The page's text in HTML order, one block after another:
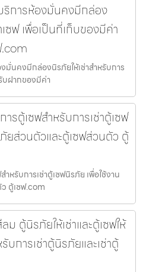
การห้องมั่นคงมีกล่อง
ซฟ เพื่อเป็นที่เก็บของมีค่า
นคงมีกล่องนิรภัยให้เช่าสำหรับการ
บฝากของมีค่า
รตู้เซฟสำหรับการเช่าตู้เซฟ
ยส่วนตัวและตู้เซฟส่วนตัว ตู้
หรับการเช่าตู้เซฟนิรภัย เพื่อใช้งาน
ตู้เซฟ.com
ตู้นิรภัยให้เช่าและตู้เซฟให้
การเช่าตู้นิรภัยและเช่าตู้